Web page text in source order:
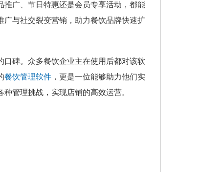
广、节日特惠还是会员专享活动，都能
与社交裂变营销，助力餐饮品牌快速扩
口碑。众多餐饮企业主在使用后都对该软
餐饮管理软件 ，更是一位能够助力他们实
管理挑战，实现店铺的高效运营。